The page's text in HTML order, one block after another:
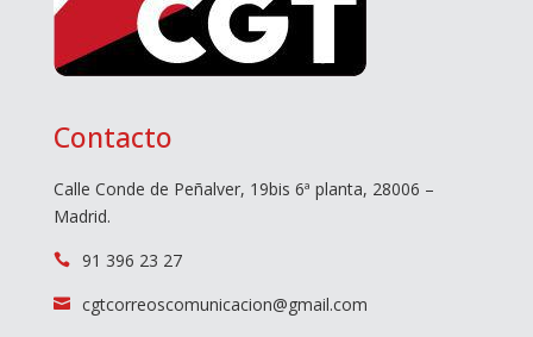
Contacto
Calle Conde de Peñalver, 19bis 6ª planta, 28006 –
Madrid.
 91 396 23 27
 cgtcorreoscomunicacion@gmail.com